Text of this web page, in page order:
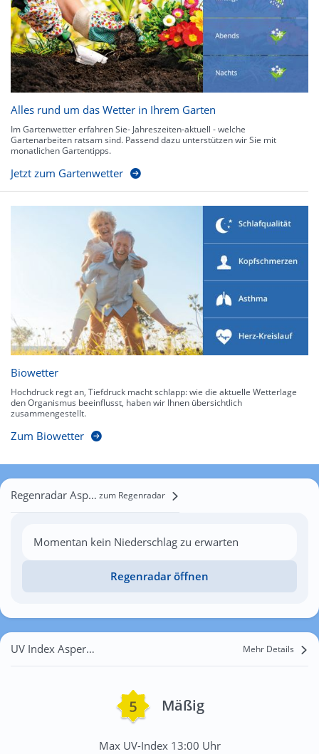
Alles rund um das Wetter in Ihrem Garten
Im Gartenwetter erfahren Sie- Jahreszeiten-aktuell - welche
Gartenarbeiten ratsam sind. Passend dazu unterstützen wir Sie mit
monatlichen Gartentipps.
Jetzt zum Gartenwetter
Biowetter
Hochdruck regt an, Tiefdruck macht schlapp: wie die aktuelle Wetterlage
den Organismus beeinflusst, haben wir Ihnen übersichtlich
zusammengestellt.
Zum Biowetter
Regenradar Asperheide zum Regenradar
Momentan kein Niederschlag zu erwarten
Regenradar öffnen
UV Index Asperheide Mehr Details
Mäßig
Max UV-Index 13:00 Uhr